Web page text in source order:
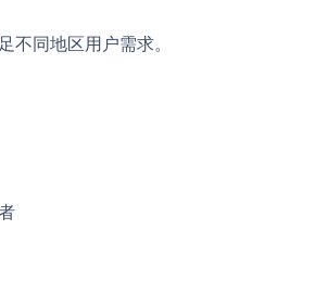
不同地区用户需求。